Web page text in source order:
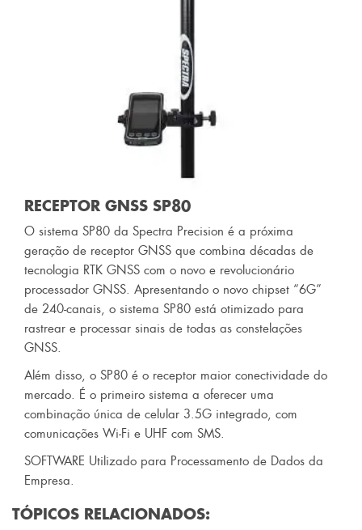
RECEPTOR GNSS SP80
O sistema SP80 da Spectra Precision é a próxima
geração de receptor GNSS que combina décadas de
tecnologia RTK GNSS com o novo e revolucionário
processador GNSS. Apresentando o novo chipset “6G”
de 240-canais, o sistema SP80 está otimizado para
rastrear e processar sinais de todas as constelações
GNSS.
Além disso, o SP80 é o receptor maior conectividade do
mercado. É o primeiro sistema a oferecer uma
combinação única de celular 3.5G integrado, com
comunicações Wi-Fi e UHF com SMS.
SOFTWARE Utilizado para Processamento de Dados da
Empresa.
TÓPICOS RELACIONADOS: